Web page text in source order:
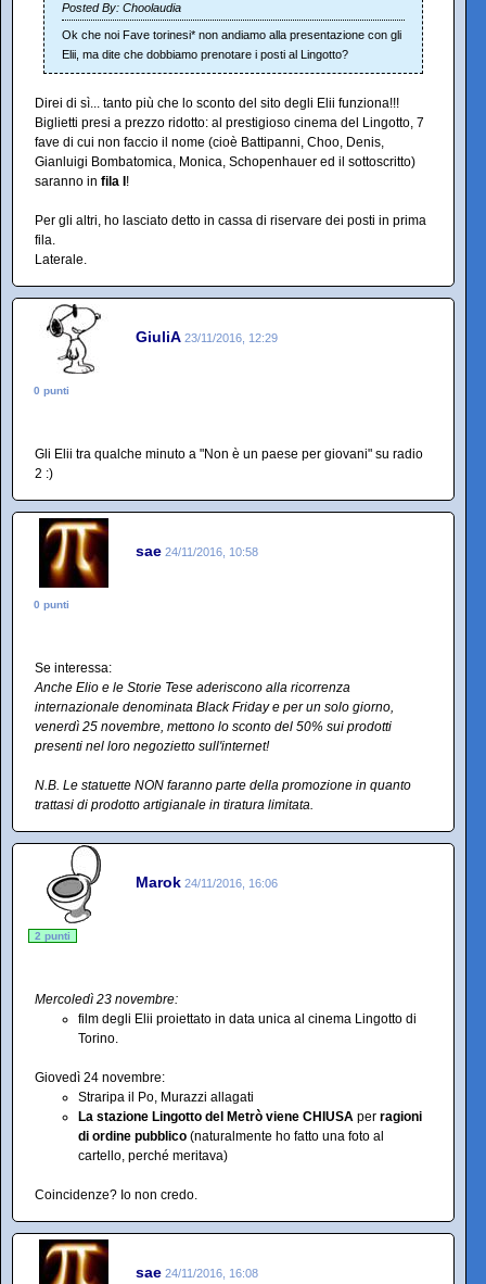
Posted By: Choolaudia
Ok che noi Fave torinesi* non andiamo alla presentazione con gli
Elii, ma dite che dobbiamo prenotare i posti al Lingotto?
Direi di sì... tanto più che lo sconto del sito degli Elii funziona!!!
Biglietti presi a prezzo ridotto: al prestigioso cinema del Lingotto, 7
fave di cui non faccio il nome (cioè Battipanni, Choo, Denis,
Gianluigi Bombatomica, Monica, Schopenhauer ed il sottoscritto)
saranno in fila I !
Per gli altri, ho lasciato detto in cassa di riservare dei posti in prima
fila.
Laterale.
GiuliA 23/11/2016, 12:29
0 punti
Gli Elii tra qualche minuto a "Non è un paese per giovani" su radio
2 :)
sae 24/11/2016, 10:58
0 punti
Se interessa:
Anche Elio e le Storie Tese aderiscono alla ricorrenza
internazionale denominata Black Friday e per un solo giorno,
venerdì 25 novembre, mettono lo sconto del 50% sui prodotti
presenti nel loro negozietto sull'internet!
N.B. Le statuette NON faranno parte della promozione in quanto
trattasi di prodotto artigianale in tiratura limitata.
Marok 24/11/2016, 16:06
2 punti
Mercoledì 23 novembre:
film degli Elii proiettato in data unica al cinema Lingotto di
Torino.
Giovedì 24 novembre:
Straripa il Po, Murazzi allagati
La stazione Lingotto del Metrò viene CHIUSA per ragioni
di ordine pubblico (naturalmente ho fatto una foto al
cartello, perché meritava)
Coincidenze? Io non credo.
sae 24/11/2016, 16:08